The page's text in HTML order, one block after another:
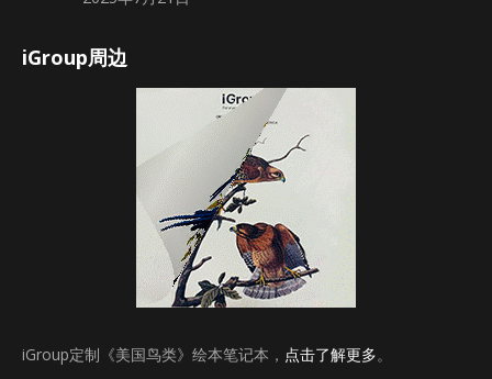
iGroup周边
iGroup定制《美国鸟类》绘本笔记本， 点击了解更多。